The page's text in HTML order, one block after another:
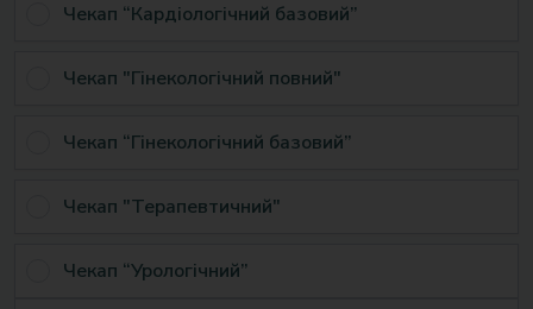
Чекап “Кардіологічний базовий”
Чекап "Гінекологічний повний"
Чекап “Гінекологічний базовий”
Чекап "Терапевтичний"
Чекап “Урологічний”